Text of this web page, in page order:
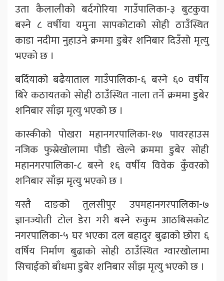
उता कैलालीको बर्दगोरिया गाउँपालिका-३ बुटकुवा
बस्ने ८ वर्षीया यमुना सापकोटाको सोही ठाउँस्थित
काडा नदीमा नुहाउने क्रममा डुबेर शनिबार दिउँसो मृत्यु
भएको छ ।
बर्दियाको बढैयाताल गाउँपालिका-६ बस्ने ६० वर्षीय
बिरे कठायतको सोही ठाउँस्थित नाला तर्ने क्रममा डुबेर
शनिबार साँझ मृत्यु भएको छ ।
कास्कीको पोखरा महानगरपालिका-१७ पावरहाउस
नजिक फुस्रेखोलामा पौडी खेल्ने क्रममा डुबेर सोही
महानगरपालिका-८ बस्ने १६ वर्षीय विवेक कुँवरको
शनिबार साँझ मृत्यु भएको छ ।
यस्तै दाङको तुलसीपुर उपमहानगरपालिका-७
ज्ञानज्योती टोल डेरा गरी बस्ने रुकुम आठबिसकोट
नगरपालिका-५ घर भएका दल बहादुर बुढाको छोरा ६
वर्षिय निर्माण बुढाको सोही ठाउँस्थित ग्वारखोलामा
सिचाईको बाँधमा डुबेर शनिबार साँझ मृत्यु भएको छ ।